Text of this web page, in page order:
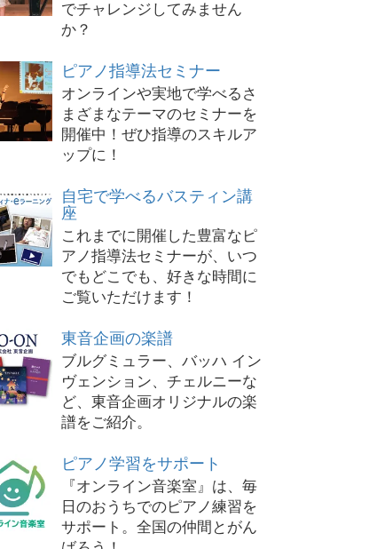
でチャレンジしてみません
か？
ピアノ指導法セミナー
オンラインや実地で学べるさ
まざまなテーマのセミナーを
開催中！ぜひ指導のスキルア
ップに！
自宅で学べるバスティン講
座
これまでに開催した豊富なピ
アノ指導法セミナーが、いつ
でもどこでも、好きな時間に
ご覧いただけます！
東音企画の楽譜
ブルグミュラー、バッハ イン
ヴェンション、チェルニーな
ど、東音企画オリジナルの楽
譜をご紹介。
ピアノ学習をサポート
『オンライン音楽室』は、毎
日のおうちでのピアノ練習を
サポート。全国の仲間とがん